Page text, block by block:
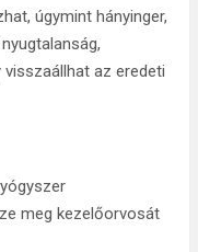
úgymint hányinger,
az eredeti
meg kezelőorvosát